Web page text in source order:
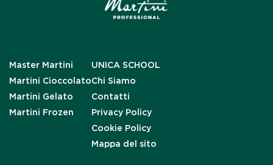
Master Martini
Martini Cioccolato
Martini Gelato
Martini Frozen
UNICA SCHOOL
Chi Siamo
Contatti
Privacy Policy
Cookie Policy
Mappa del sito